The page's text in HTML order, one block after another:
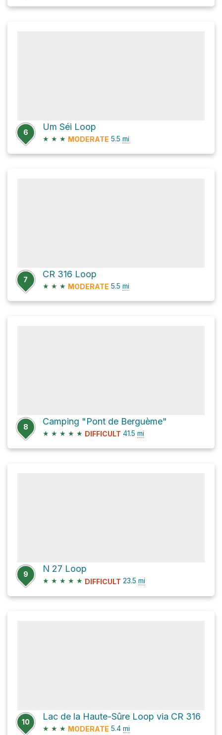
6
Um Séi Loop
★ ★ ★ MODERATE 5.5 mi
7
CR 316 Loop
★ ★ ★ MODERATE 5.5 mi
8
Camping "Pont de Berguème"
★ ★ ★ ★ ★ DIFFICULT 41.5 mi
9
N 27 Loop
★ ★ ★ ★ ★ DIFFICULT 23.5 mi
10
Lac de la Haute-Sûre Loop via CR 316
★ ★ ★ MODERATE 5.4 mi